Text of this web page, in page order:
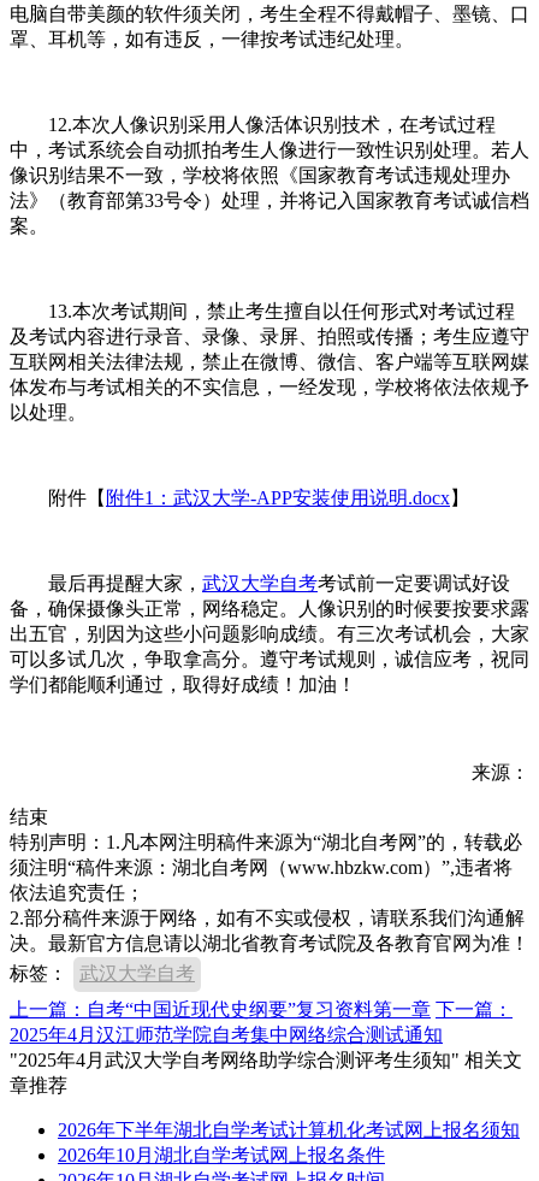
电脑自带美颜的软件须关闭，考生全程不得戴帽子、墨镜、口
罩、耳机等，如有违反，一律按考试违纪处理。
12.本次人像识别采用人像活体识别技术，在考试过程
中，考试系统会自动抓拍考生人像进行一致性识别处理。若人
像识别结果不一致，学校将依照《国家教育考试违规处理办
法》（教育部第33号令）处理，并将记入国家教育考试诚信档
案。
13.本次考试期间，禁止考生擅自以任何形式对考试过程
及考试内容进行录音、录像、录屏、拍照或传播；考生应遵守
互联网相关法律法规，禁止在微博、微信、客户端等互联网媒
体发布与考试相关的不实信息，一经发现，学校将依法依规予
以处理。
附件【 附件1：武汉大学-APP安装使用说明.docx】
最后再提醒大家， 武汉大学自考考试前一定要调试好设
备，确保摄像头正常，网络稳定。人像识别的时候要按要求露
出五官，别因为这些小问题影响成绩。有三次考试机会，大家
可以多试几次，争取拿高分。遵守考试规则，诚信应考，祝同
学们都能顺利通过，取得好成绩！加油！
来源：
结束
特别声明：1.凡本网注明稿件来源为“湖北自考网”的，转载必
须注明“稿件来源：湖北自考网（www.hbzkw.com）”,违者将
依法追究责任；
2.部分稿件来源于网络，如有不实或侵权，请联系我们沟通解
决。最新官方信息请以湖北省教育考试院及各教育官网为准！
标签：
武汉大学自考
上一篇：自考“中国近现代史纲要”复习资料第一章 下一篇：
2025年4月汉江师范学院自考集中网络综合测试通知
"2025年4月武汉大学自考网络助学综合测评考生须知" 相关文
章推荐
2026年下半年湖北自学考试计算机化考试网上报名须知
2026年10月湖北自学考试网上报名条件